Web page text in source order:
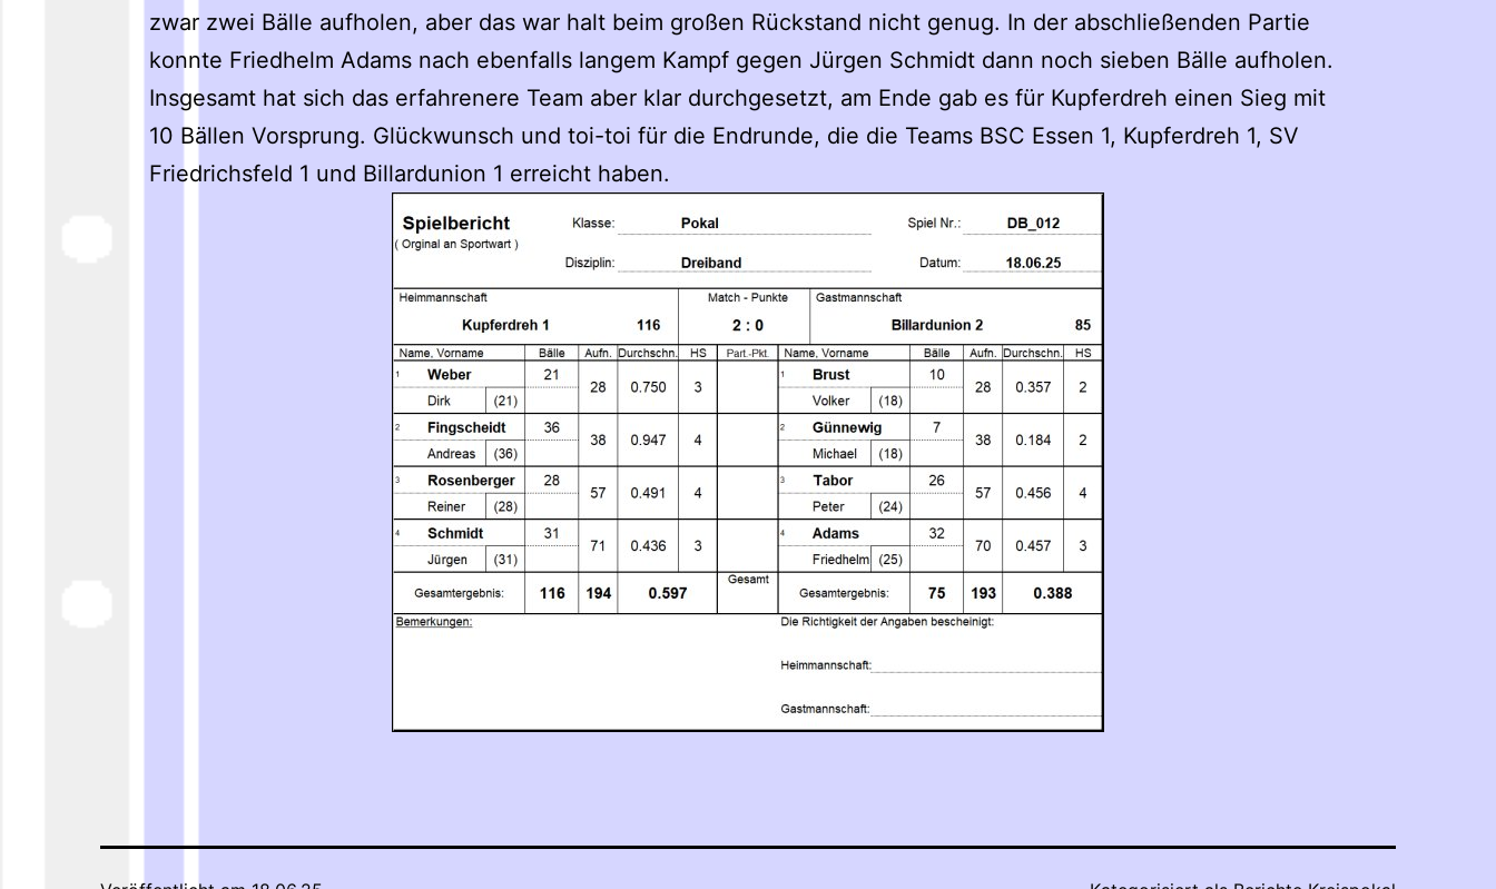
zwar zwei Bälle aufholen, aber das war halt beim großen Rückstand nicht genug. In der abschließenden Partie
konnte Friedhelm Adams nach ebenfalls langem Kampf gegen Jürgen Schmidt dann noch sieben Bälle aufholen.
Insgesamt hat sich das erfahrenere Team aber klar durchgesetzt, am Ende gab es für Kupferdreh einen Sieg mit
10 Bällen Vorsprung. Glückwunsch und toi-toi für die Endrunde, die die Teams BSC Essen 1, Kupferdreh 1, SV
Friedrichsfeld 1 und Billardunion 1 erreicht haben.